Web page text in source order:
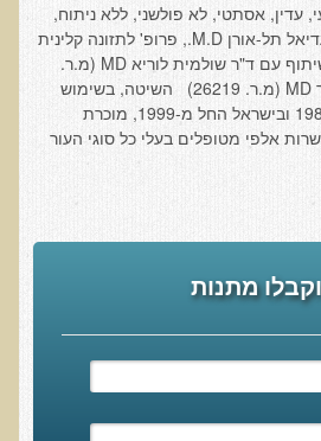
מניעה
בבעיות של חילוף חומרים
עדין, אסתטי, לא פולשני, ללא ניתוח,
וללא כאבים בשיטת ד"ר עדיאל תל-אורן M.D., פרופ' לתזונה קלינית
ולרפואה פונקציונאלית בשיתוף עם ד"ר שולמית לוריא MD (מ.ר.
26672),ד"ר אייל גולדברגר MD (מ.ר. 26219) השיטה, בשימוש
ד"ר תל-אורן בארה"ב מ-1989 ובישראל החל מ-1999, מוכרת
אלפי מטופלים בעלי כל סוגי העור
מתנות